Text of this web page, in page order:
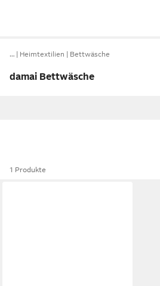
… Heimtextilien Bettwäsche
damai Bettwäsche
1 Produkte